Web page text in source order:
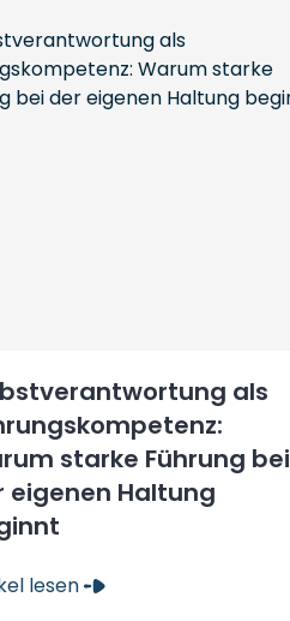
als
starke Führung bei
eigenen Haltung
lesen